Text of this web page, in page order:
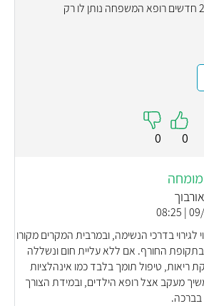
תינוק בן שנה משתעל 2 חדשים רופא המשפחה נותן לו רק
0
0
09/
לגירוי בדרכי הנשימה, ובמרבית המקרים מקורו
בתקופת החורף. אם ללא עליית חום ונשללה
ריאות, טיפול תומך בלבד כמו אינהלציות
מעקב אצל רופא הילדים, ובמידת הצורך